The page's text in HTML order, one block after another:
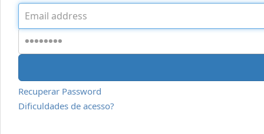
Username
Password
Recuperar Password
Dificuldades de acesso?